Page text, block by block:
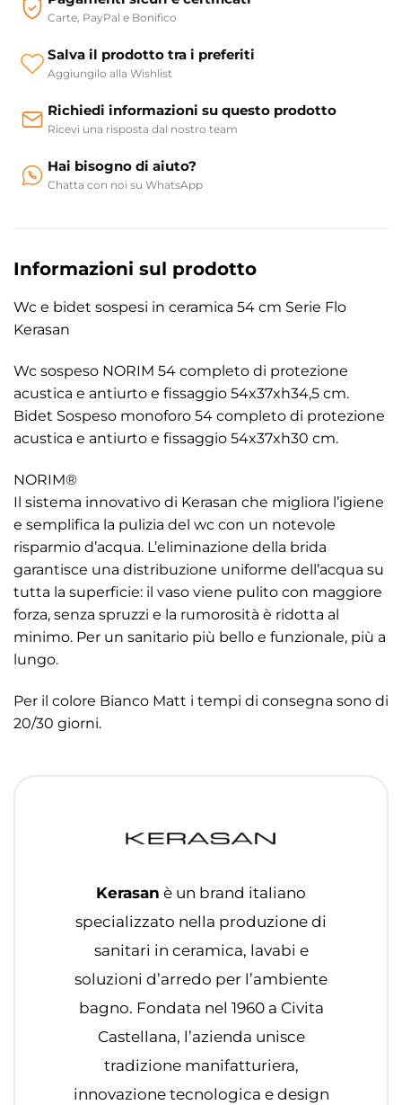
Carte, PayPal e Bonifico
Salva il prodotto tra i preferiti
Aggiungilo alla Wishlist
Richiedi informazioni su questo prodotto
Ricevi una risposta dal nostro team
Hai bisogno di aiuto?
Chatta con noi su WhatsApp
Informazioni sul prodotto
Wc e bidet sospesi in ceramica 54 cm Serie Flo
Kerasan
Wc sospeso NORIM 54 completo di protezione
acustica e antiurto e fissaggio 54x37xh34,5 cm.
Bidet Sospeso monoforo 54 completo di protezione
acustica e antiurto e fissaggio 54x37xh30 cm.
NORIM®
Il sistema innovativo di Kerasan che migliora l’igiene
e semplifica la pulizia del wc con un notevole
risparmio d’acqua. L’eliminazione della brida
garantisce una distribuzione uniforme dell’acqua su
tutta la superficie: il vaso viene pulito con maggiore
forza, senza spruzzi e la rumorosità è ridotta al
minimo. Per un sanitario più bello e funzionale, più a
lungo.
Per il colore Bianco Matt i tempi di consegna sono di
20/30 giorni.
Kerasan è un brand italiano
specializzato nella produzione di
sanitari in ceramica, lavabi e
soluzioni d’arredo per l’ambiente
bagno. Fondata nel 1960 a Civita
Castellana, l’azienda unisce
tradizione manifatturiera,
innovazione tecnologica e design